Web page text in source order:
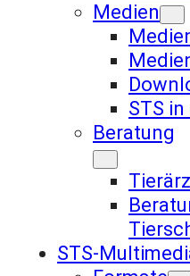
Medien
STS
Beratung
STS-